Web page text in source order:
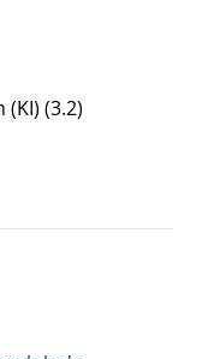
(3.2)